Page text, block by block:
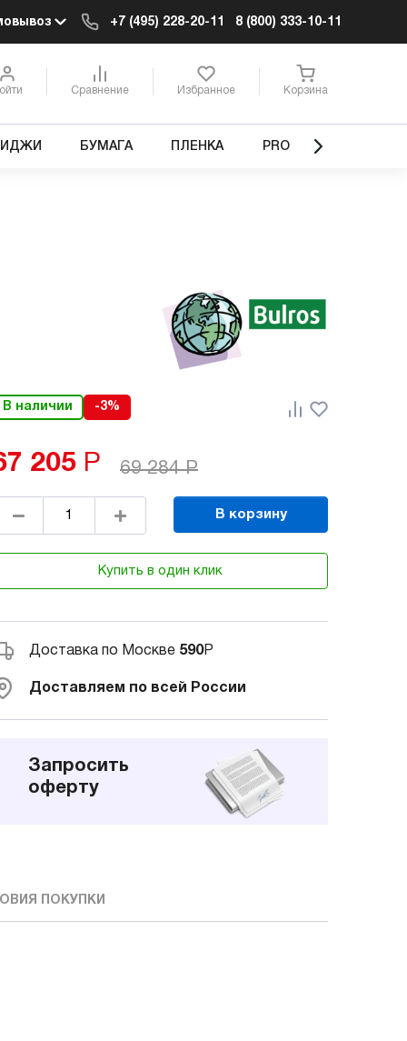
+7 (495) 228-20-11 8 (800) 333-10-11
Сравнение Избранное Корзина
БУМАГА ПЛЕНКА PRO
В наличии -3%
205 Р 69 284 Р
В корзину
Купить в один клик
Доставка по Москве 590Р
Доставляем по всей России
Запросить
оферту
ПОКУПКИ